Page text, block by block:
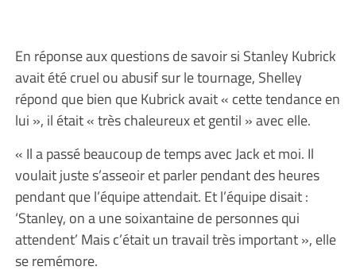
En réponse aux questions de savoir si Stanley Kubrick
avait été cruel ou abusif sur le tournage, Shelley
répond que bien que Kubrick avait « cette tendance en
lui », il était « très chaleureux et gentil » avec elle.
« Il a passé beaucoup de temps avec Jack et moi. Il
voulait juste s’asseoir et parler pendant des heures
pendant que l’équipe attendait. Et l’équipe disait :
‘Stanley, on a une soixantaine de personnes qui
attendent’ Mais c’était un travail très important », elle
se remémore.